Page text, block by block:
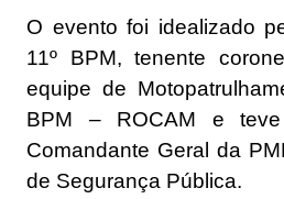
O evento foi idealizado
11º BPM, tenente
equipe de
BPM – ROCAM e
Comandante Geral da
de Segurança Pública.